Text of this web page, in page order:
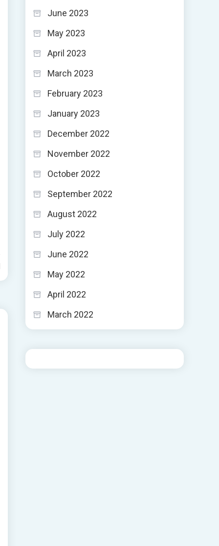
June 2023
May 2023
April 2023
March 2023
February 2023
January 2023
December 2022
November 2022
October 2022
September 2022
August 2022
July 2022
June 2022
May 2022
April 2022
March 2022